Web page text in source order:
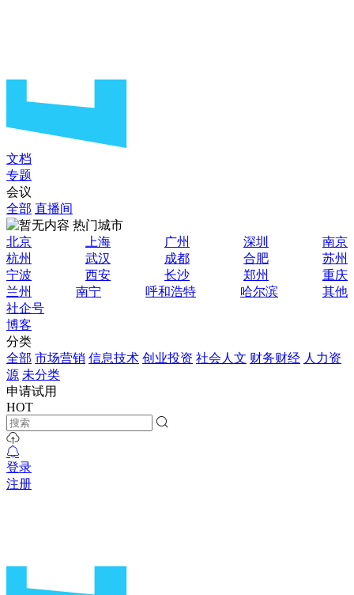
文档
专题
会议
全部 直播间
热门城市
北京
上海 广州 深圳
南京
杭州
武汉 成都 合肥
苏州
宁波
西安 长沙 郑州
重庆
兰州
南宁 呼和浩特 哈尔滨
其他
社企号
博客
分类
全部 市场营销 信息技术 创业投资 社会人文 财务财经 人力资
源 未分类
申请试用
HOT
登录
注册